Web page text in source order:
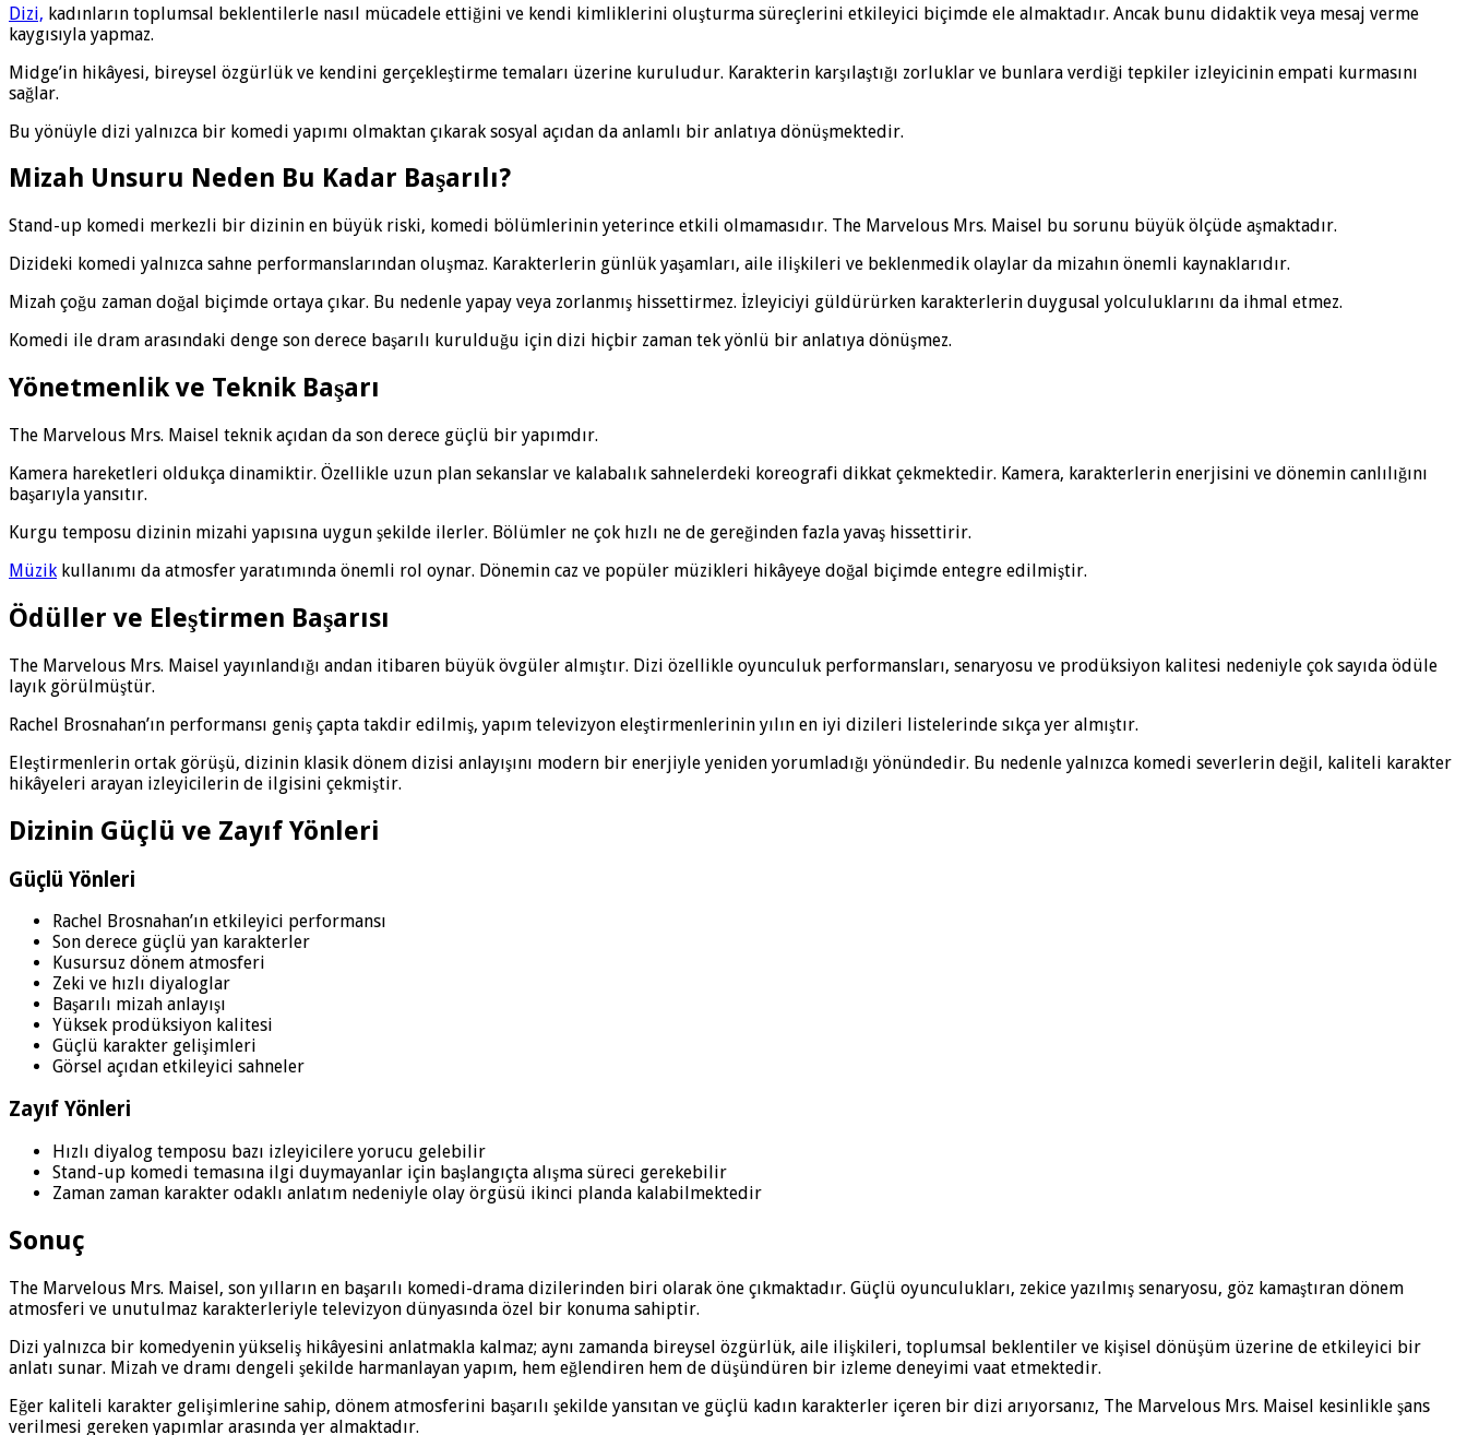
Dizi, kadınların toplumsal beklentilerle nasıl mücadele ettiğini ve kendi kimliklerini oluşturma süreçlerini etkileyici biçimde ele almaktadır. Ancak bunu didaktik veya mesaj verme
kaygısıyla yapmaz.
Midge’in hikâyesi, bireysel özgürlük ve kendini gerçekleştirme temaları üzerine kuruludur. Karakterin karşılaştığı zorluklar ve bunlara verdiği tepkiler izleyicinin empati kurmasını
sağlar.
Bu yönüyle dizi yalnızca bir komedi yapımı olmaktan çıkarak sosyal açıdan da anlamlı bir anlatıya dönüşmektedir.
Mizah Unsuru Neden Bu Kadar Başarılı?
Stand-up komedi merkezli bir dizinin en büyük riski, komedi bölümlerinin yeterince etkili olmamasıdır. The Marvelous Mrs. Maisel bu sorunu büyük ölçüde aşmaktadır.
Dizideki komedi yalnızca sahne performanslarından oluşmaz. Karakterlerin günlük yaşamları, aile ilişkileri ve beklenmedik olaylar da mizahın önemli kaynaklarıdır.
Mizah çoğu zaman doğal biçimde ortaya çıkar. Bu nedenle yapay veya zorlanmış hissettirmez. İzleyiciyi güldürürken karakterlerin duygusal yolculuklarını da ihmal etmez.
Komedi ile dram arasındaki denge son derece başarılı kurulduğu için dizi hiçbir zaman tek yönlü bir anlatıya dönüşmez.
Yönetmenlik ve Teknik Başarı
The Marvelous Mrs. Maisel teknik açıdan da son derece güçlü bir yapımdır.
Kamera hareketleri oldukça dinamiktir. Özellikle uzun plan sekanslar ve kalabalık sahnelerdeki koreografi dikkat çekmektedir. Kamera, karakterlerin enerjisini ve dönemin canlılığını
başarıyla yansıtır.
Kurgu temposu dizinin mizahi yapısına uygun şekilde ilerler. Bölümler ne çok hızlı ne de gereğinden fazla yavaş hissettirir.
Müzik kullanımı da atmosfer yaratımında önemli rol oynar. Dönemin caz ve popüler müzikleri hikâyeye doğal biçimde entegre edilmiştir.
Ödüller ve Eleştirmen Başarısı
The Marvelous Mrs. Maisel yayınlandığı andan itibaren büyük övgüler almıştır. Dizi özellikle oyunculuk performansları, senaryosu ve prodüksiyon kalitesi nedeniyle çok sayıda ödüle
layık görülmüştür.
Rachel Brosnahan’ın performansı geniş çapta takdir edilmiş, yapım televizyon eleştirmenlerinin yılın en iyi dizileri listelerinde sıkça yer almıştır.
Eleştirmenlerin ortak görüşü, dizinin klasik dönem dizisi anlayışını modern bir enerjiyle yeniden yorumladığı yönündedir. Bu nedenle yalnızca komedi severlerin değil, kaliteli karakter
hikâyeleri arayan izleyicilerin de ilgisini çekmiştir.
Dizinin Güçlü ve Zayıf Yönleri
Güçlü Yönleri
Rachel Brosnahan’ın etkileyici performansı
Son derece güçlü yan karakterler
Kusursuz dönem atmosferi
Zeki ve hızlı diyaloglar
Başarılı mizah anlayışı
Yüksek prodüksiyon kalitesi
Güçlü karakter gelişimleri
Görsel açıdan etkileyici sahneler
Zayıf Yönleri
Hızlı diyalog temposu bazı izleyicilere yorucu gelebilir
Stand-up komedi temasına ilgi duymayanlar için başlangıçta alışma süreci gerekebilir
Zaman zaman karakter odaklı anlatım nedeniyle olay örgüsü ikinci planda kalabilmektedir
Sonuç
The Marvelous Mrs. Maisel, son yılların en başarılı komedi-drama dizilerinden biri olarak öne çıkmaktadır. Güçlü oyunculukları, zekice yazılmış senaryosu, göz kamaştıran dönem
atmosferi ve unutulmaz karakterleriyle televizyon dünyasında özel bir konuma sahiptir.
Dizi yalnızca bir komedyenin yükseliş hikâyesini anlatmakla kalmaz; aynı zamanda bireysel özgürlük, aile ilişkileri, toplumsal beklentiler ve kişisel dönüşüm üzerine de etkileyici bir
anlatı sunar. Mizah ve dramı dengeli şekilde harmanlayan yapım, hem eğlendiren hem de düşündüren bir izleme deneyimi vaat etmektedir.
Eğer kaliteli karakter gelişimlerine sahip, dönem atmosferini başarılı şekilde yansıtan ve güçlü kadın karakterler içeren bir dizi arıyorsanız, The Marvelous Mrs. Maisel kesinlikle şans
verilmesi gereken yapımlar arasında yer almaktadır.